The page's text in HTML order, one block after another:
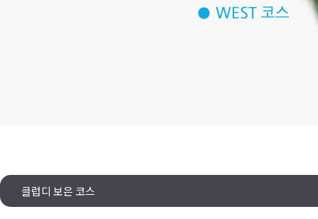
클럽디 보은 코스